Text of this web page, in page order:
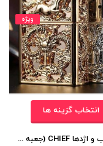
ویژه
انتخاب گزینه ها
فندک اسب و اژدها CHIEF (جعبه چوبی)